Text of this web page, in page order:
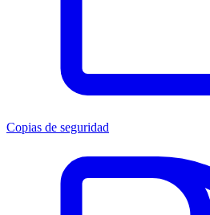
Copias de seguridad